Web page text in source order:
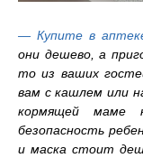
— Купите в аптеке
они дешево, а
то из ваших
вам с кашлем или
кормящей маме
безопасность
и маска стоит